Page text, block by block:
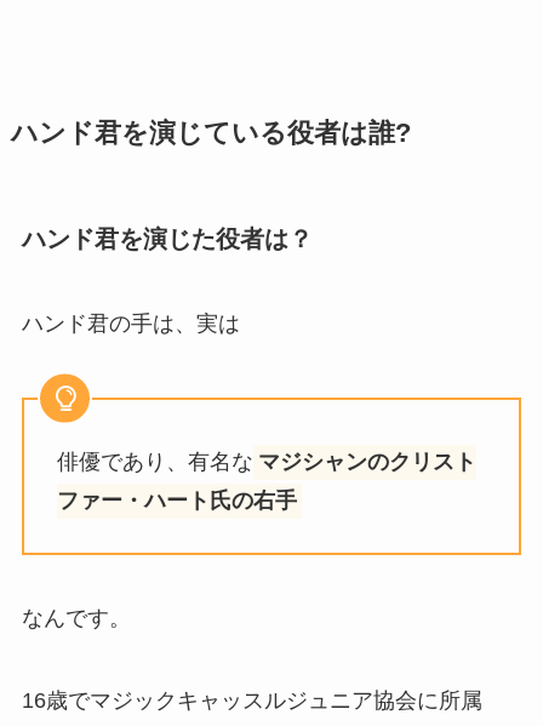
ハンド君を演じている役者は誰?
ハンド君を演じた役者は？
ハンド君の手は、実は
俳優であり、有名な マジシャンのクリスト
ファー・ハート氏の右手
なんです。
16歳でマジックキャッスルジュニア協会に所属